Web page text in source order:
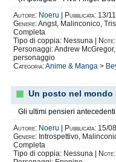
Autore: Noeru Pubblicata: 13/
Genere:Angst, Malinconico,
Completa
Tipo di coppia: Nessuna |
Note:
Personaggi: Andrew
personaggio
Categoria:Anime & Manga >
Un posto nel mondo
Gli ultimi pensieri
Autore: Noeru Pubblicata: 15/
Genere: Introspettivo,
Completa
Tipo di coppia: Nessuna |
Note: